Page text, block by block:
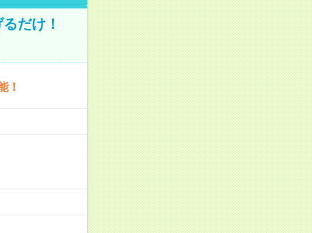
だけ！
！